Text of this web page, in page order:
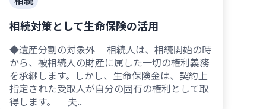
相続対策として生命保険の活用
◆遺産分割の対象外 相続人は、相続開始の時
から、被相続人の財産に属した一切の権利義務
を承継します。しかし、生命保険金は、契約上
指定された受取人が自分の固有の権利として取
得します。 夫..